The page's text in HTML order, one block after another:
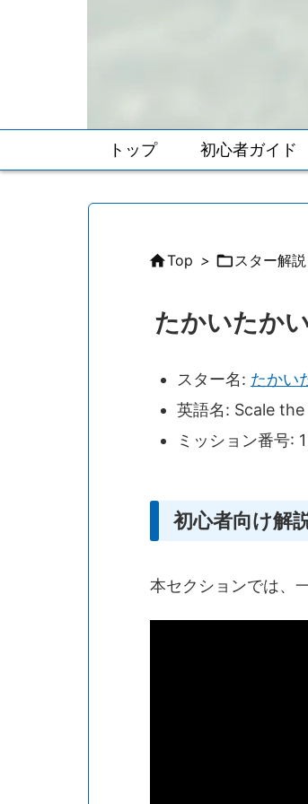
トップ 初心者ガイド
Top > スター解説
たかいたか
スター名: たかい
英語名: Scale
ミッション番号: 1
初心者向け解
本セクションでは、